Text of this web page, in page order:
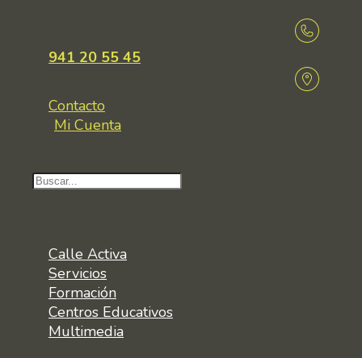
941 20 55 45
Contacto
Mi Cuenta
Calle Activa
Servicios
Formación
Centros Educativos
Multimedia